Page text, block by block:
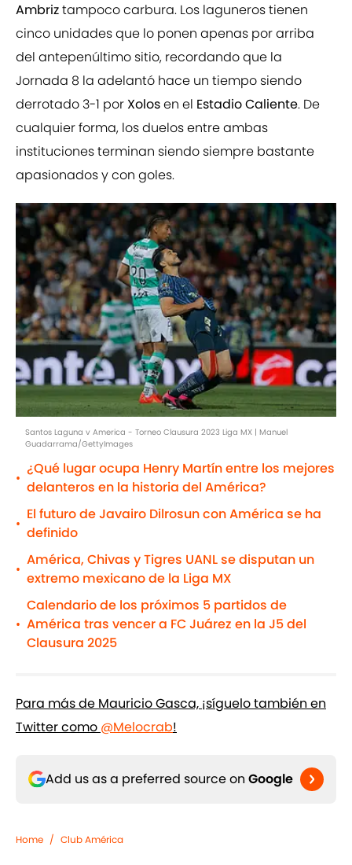
Ambriztampoco carbura. Los laguneros tienen
cinco unidades que lo ponen apenas por arriba
del antepenúltimo sitio, recordando que la
Jornada 8 la adelantó hace un tiempo siendo
derrotado 3-1 por Xolosen el Estadio Caliente. De
cualquier forma, los duelos entre ambas
instituciones terminan siendo siempre bastante
apasionados y con goles.
Santos Laguna v America - Torneo Clausura 2023 Liga MX | Manuel
Guadarrama/GettyImages
•
¿Qué lugar ocupa Henry Martín entre los mejores
delanteros en la historia del América?
•
El futuro de Javairo Dilrosun con América se ha
definido
•
América, Chivas y Tigres UANL se disputan un
extremo mexicano de la Liga MX
•
Calendario de los próximos 5 partidos de
América tras vencer a FC Juárez en la J5 del
Clausura 2025
Para más de Mauricio Gasca, ¡síguelo también en
Twitter como @Melocrab!
Add us as a preferred source on Google
Home / Club América